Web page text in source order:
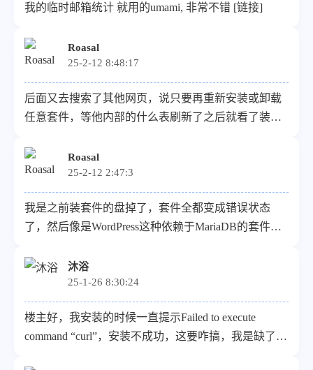
我的临时邮箱统计 就用的umami, 非常不错 [链接]
Roasal
25-2-12 8:48:17
后面又去搜索了其他网页，说只要再重新安装或卸载
任意套件，等他内部的什么表刷新了之后就看了装
库MariaDB会残留一个端口注册信息，得手动删除
Roasal
25-2-12 2:47:3
我是之前装套件的盘掉了，套件全都变成错误状态
了，然后像是WordPress这种依赖于MariaDB的套件卸
着没了，就卸载不掉。试着把/var/packages下面的套件
文件夹移到别的地方，之后再套件中心是不显示了，
但是无法再安装，会报一个错”无法取得”...
沐浴
25-1-26 8:30:24
楼主好，我安装的时候一直提示Failed to execute
command “curl”，安装不成功，这要咋搞，我是缺了什